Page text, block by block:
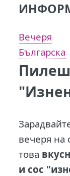
Вечеря
Българска
вечеря на
това
и сос